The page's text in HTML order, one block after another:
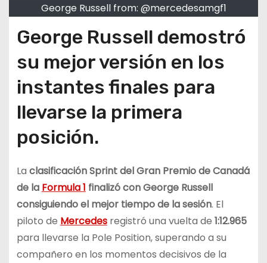
George Russell from: @mercedesamgf1
George Russell demostró
su mejor versión en los
instantes finales para
llevarse la primera
posición.
La clasificación Sprint del Gran Premio de Canadá
de la Formula 1 finalizó con George Russell
consiguiendo el mejor tiempo de la sesión. El
piloto de Mercedesregistró una vuelta de 1:12.965
para llevarse la Pole Position, superando a su
compañero en los momentos decisivos de la